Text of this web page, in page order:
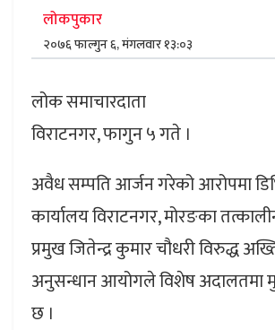
लोकपुकार
२०७६ फाल्गुन ६, मंगलवार १३:०३
लोक समाचारदाता
विराटनगर, फागुन ५ गते ।
अवैध सम्पति आर्जन गरेको आरोपमा
कार्यालय विराटनगर, मोरङका
प्रमुख जितेन्द्र कुमार चौधरी विरुद्ध
अनुसन्धान आयोगले विशेष अदालतमा
छ ।